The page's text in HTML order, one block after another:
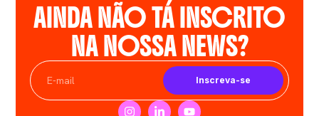
AINDA NÃO TÁ INSCRITO
NA NOSSA NEWS?
Inscreva-se